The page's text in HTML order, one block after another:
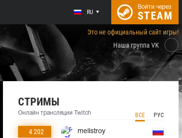
RU
Войти через
STEAM
Это не официальный сайт игры!
Наша группа VK
СТРИМЫ
Онлайн трансляции Twitch ВСЕ РУС
4 202 mellstroy